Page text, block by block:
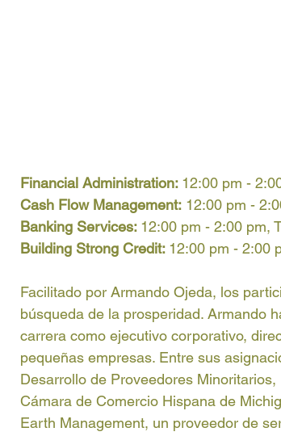
Financial Administration: 12:00 pm -
Cash Flow Management: 12:00 pm -
Banking Services: 12:00 pm - 2:00 pm,
Building Strong Credit: 12:00 pm - 2:00
Facilitado por Armando Ojeda, los
búsqueda de la prosperidad. Armando
carrera como ejecutivo corporativo,
pequeñas empresas. Entre sus
Desarrollo de Proveedores
Cámara de Comercio Hispana de
Earth Management, un proveedor de